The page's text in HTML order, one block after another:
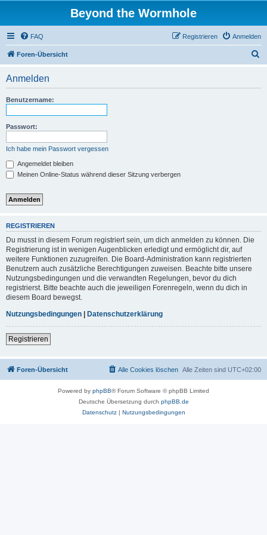
Beyond the Wormhole
FAQ Anmelden
Registrieren
Foren-Übersicht
Anmelden
Benutzername:
Passwort:
Ich habe mein Passwort vergessen
Angemeldet bleiben
Meinen Online-Status während dieser Sitzung verbergen
REGISTRIEREN
Du musst in diesem Forum registriert sein, um dich anmelden zu können. Die
Registrierung ist in wenigen Augenblicken erledigt und ermöglicht dir, auf
weitere Funktionen zuzugreifen. Die Board-Administration kann registrierten
Benutzern auch zusätzliche Berechtigungen zuweisen. Beachte bitte unsere
Nutzungsbedingungen und die verwandten Regelungen, bevor du dich
registrierst. Bitte beachte auch die jeweiligen Forenregeln, wenn du dich in
diesem Board bewegst.
Nutzungsbedingungen | Datenschutzerklärung
Registrieren
Foren-Übersicht Alle Zeiten sind UTC+02:00
Alle Cookies löschen
Powered by phpBB® Forum Software © phpBB Limited
Deutsche Übersetzung durch phpBB.de
Datenschutz| Nutzungsbedingungen